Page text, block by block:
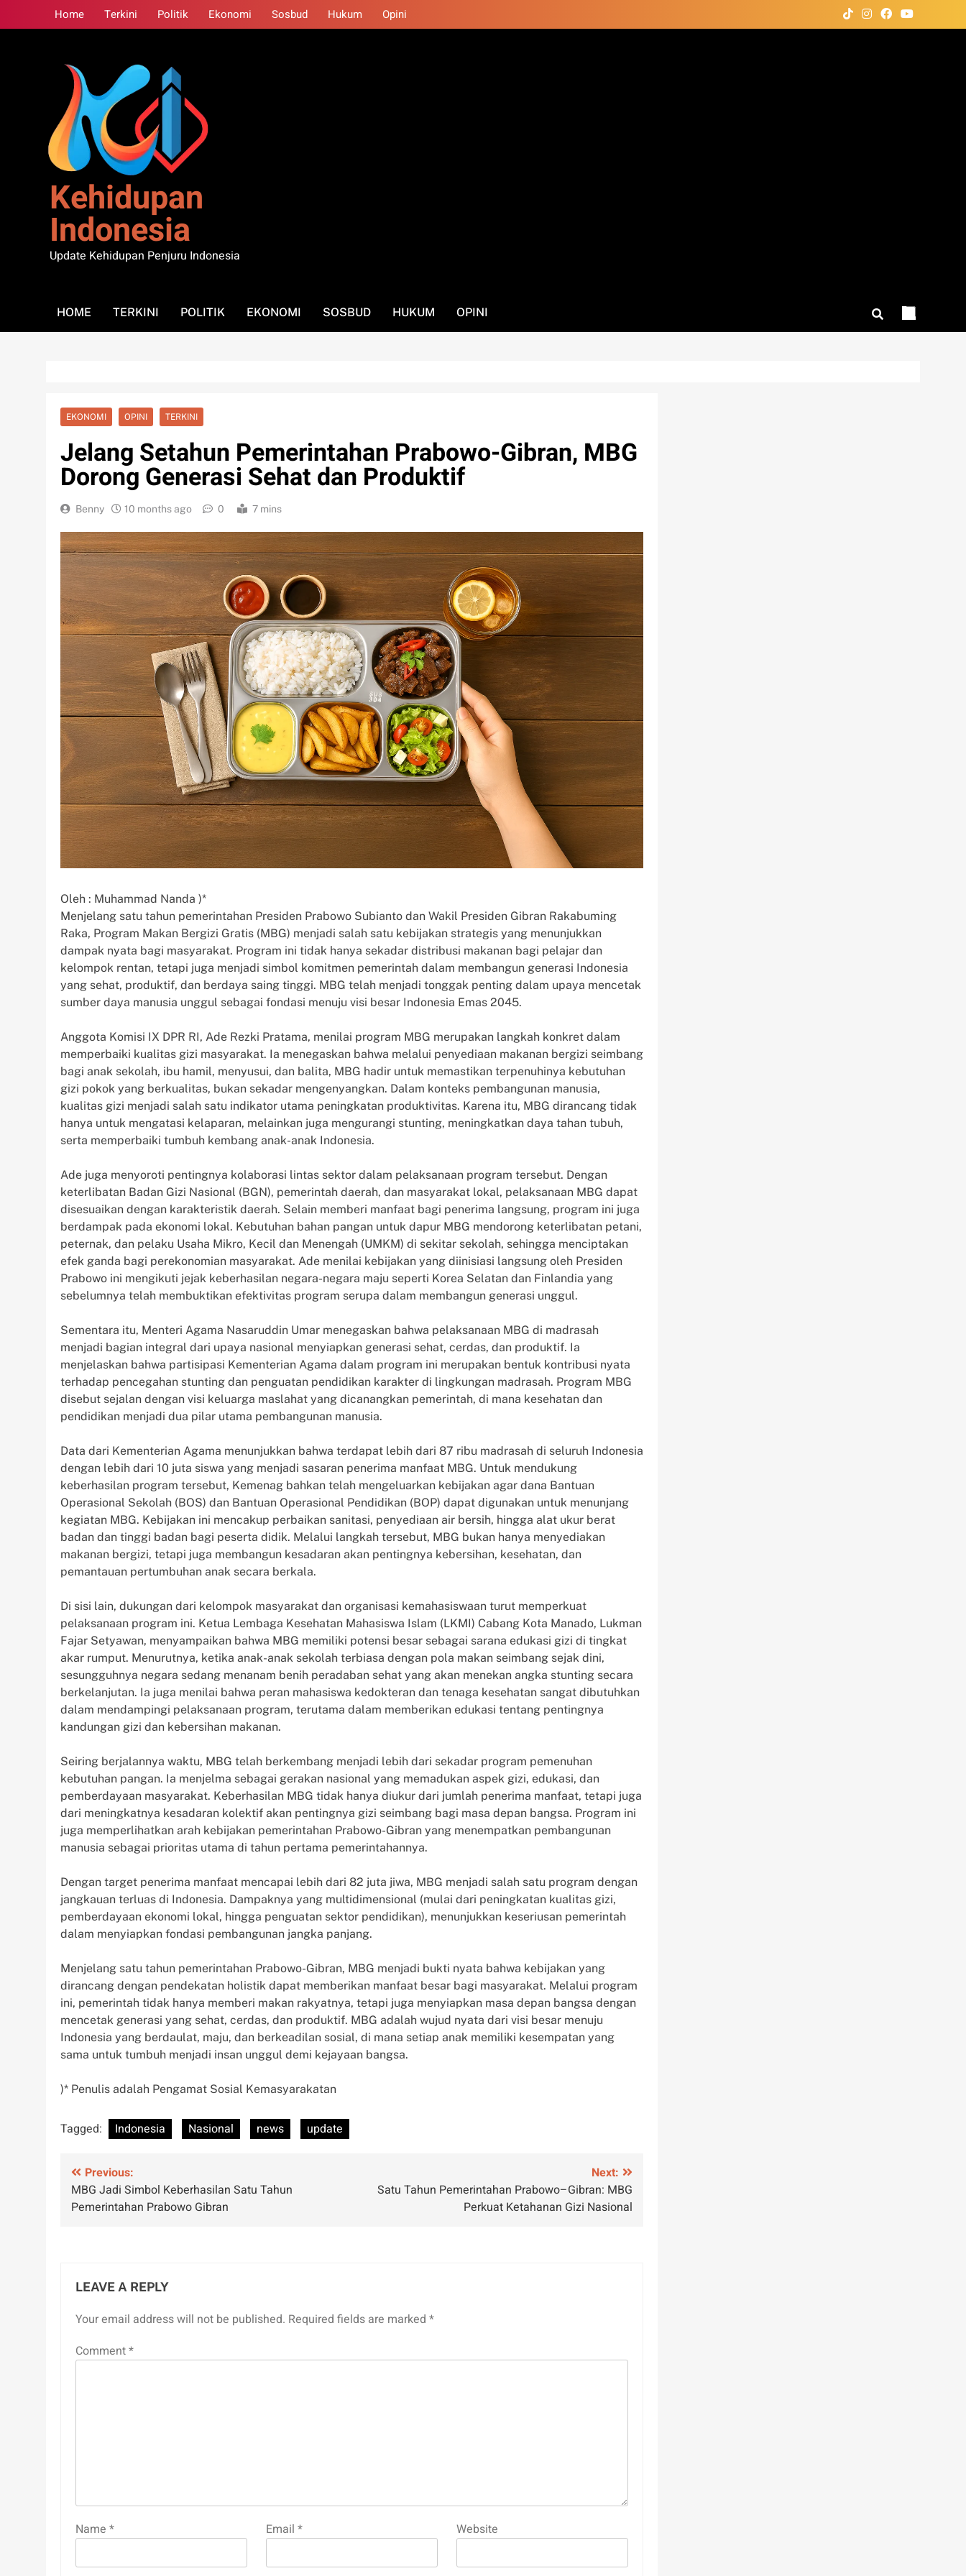
to
Home Terkini Politik Ekonomi Sosbud Hukum Opini
Kehidupan
Indonesia
Update Kehidupan Penjuru Indonesia
HOME TERKINI POLITIK EKONOMI SOSBUD HUKUM OPINI
EKONOMI OPINI TERKINI
Jelang Setahun Pemerintahan Prabowo-Gibran, MBG
Dorong Generasi Sehat dan Produktif
Benny 10 months ago 0 7 mins
Oleh : Muhammad Nanda )*
Menjelang satu tahun pemerintahan Presiden Prabowo Subianto dan Wakil Presiden Gibran Rakabuming
Raka, Program Makan Bergizi Gratis (MBG) menjadi salah satu kebijakan strategis yang menunjukkan
dampak nyata bagi masyarakat. Program ini tidak hanya sekadar distribusi makanan bagi pelajar dan
kelompok rentan, tetapi juga menjadi simbol komitmen pemerintah dalam membangun generasi Indonesia
yang sehat, produktif, dan berdaya saing tinggi. MBG telah menjadi tonggak penting dalam upaya mencetak
sumber daya manusia unggul sebagai fondasi menuju visi besar Indonesia Emas 2045.
Anggota Komisi IX DPR RI, Ade Rezki Pratama, menilai program MBG merupakan langkah konkret dalam
memperbaiki kualitas gizi masyarakat. Ia menegaskan bahwa melalui penyediaan makanan bergizi seimbang
bagi anak sekolah, ibu hamil, menyusui, dan balita, MBG hadir untuk memastikan terpenuhinya kebutuhan
gizi pokok yang berkualitas, bukan sekadar mengenyangkan. Dalam konteks pembangunan manusia,
kualitas gizi menjadi salah satu indikator utama peningkatan produktivitas. Karena itu, MBG dirancang tidak
hanya untuk mengatasi kelaparan, melainkan juga mengurangi stunting, meningkatkan daya tahan tubuh,
serta memperbaiki tumbuh kembang anak-anak Indonesia.
Ade juga menyoroti pentingnya kolaborasi lintas sektor dalam pelaksanaan program tersebut. Dengan
keterlibatan Badan Gizi Nasional (BGN), pemerintah daerah, dan masyarakat lokal, pelaksanaan MBG dapat
disesuaikan dengan karakteristik daerah. Selain memberi manfaat bagi penerima langsung, program ini juga
berdampak pada ekonomi lokal. Kebutuhan bahan pangan untuk dapur MBG mendorong keterlibatan petani,
peternak, dan pelaku Usaha Mikro, Kecil dan Menengah (UMKM) di sekitar sekolah, sehingga menciptakan
efek ganda bagi perekonomian masyarakat. Ade menilai kebijakan yang diinisiasi langsung oleh Presiden
Prabowo ini mengikuti jejak keberhasilan negara-negara maju seperti Korea Selatan dan Finlandia yang
sebelumnya telah membuktikan efektivitas program serupa dalam membangun generasi unggul.
Sementara itu, Menteri Agama Nasaruddin Umar menegaskan bahwa pelaksanaan MBG di madrasah
menjadi bagian integral dari upaya nasional menyiapkan generasi sehat, cerdas, dan produktif. Ia
menjelaskan bahwa partisipasi Kementerian Agama dalam program ini merupakan bentuk kontribusi nyata
terhadap pencegahan stunting dan penguatan pendidikan karakter di lingkungan madrasah. Program MBG
disebut sejalan dengan visi keluarga maslahat yang dicanangkan pemerintah, di mana kesehatan dan
pendidikan menjadi dua pilar utama pembangunan manusia.
Data dari Kementerian Agama menunjukkan bahwa terdapat lebih dari 87 ribu madrasah di seluruh Indonesia
dengan lebih dari 10 juta siswa yang menjadi sasaran penerima manfaat MBG. Untuk mendukung
keberhasilan program tersebut, Kemenag bahkan telah mengeluarkan kebijakan agar dana Bantuan
Operasional Sekolah (BOS) dan Bantuan Operasional Pendidikan (BOP) dapat digunakan untuk menunjang
kegiatan MBG. Kebijakan ini mencakup perbaikan sanitasi, penyediaan air bersih, hingga alat ukur berat
badan dan tinggi badan bagi peserta didik. Melalui langkah tersebut, MBG bukan hanya menyediakan
makanan bergizi, tetapi juga membangun kesadaran akan pentingnya kebersihan, kesehatan, dan
pemantauan pertumbuhan anak secara berkala.
Di sisi lain, dukungan dari kelompok masyarakat dan organisasi kemahasiswaan turut memperkuat
pelaksanaan program ini. Ketua Lembaga Kesehatan Mahasiswa Islam (LKMI) Cabang Kota Manado, Lukman
Fajar Setyawan, menyampaikan bahwa MBG memiliki potensi besar sebagai sarana edukasi gizi di tingkat
akar rumput. Menurutnya, ketika anak-anak sekolah terbiasa dengan pola makan seimbang sejak dini,
sesungguhnya negara sedang menanam benih peradaban sehat yang akan menekan angka stunting secara
berkelanjutan. Ia juga menilai bahwa peran mahasiswa kedokteran dan tenaga kesehatan sangat dibutuhkan
dalam mendampingi pelaksanaan program, terutama dalam memberikan edukasi tentang pentingnya
kandungan gizi dan kebersihan makanan.
Seiring berjalannya waktu, MBG telah berkembang menjadi lebih dari sekadar program pemenuhan
kebutuhan pangan. Ia menjelma sebagai gerakan nasional yang memadukan aspek gizi, edukasi, dan
pemberdayaan masyarakat. Keberhasilan MBG tidak hanya diukur dari jumlah penerima manfaat, tetapi juga
dari meningkatnya kesadaran kolektif akan pentingnya gizi seimbang bagi masa depan bangsa. Program ini
juga memperlihatkan arah kebijakan pemerintahan Prabowo-Gibran yang menempatkan pembangunan
manusia sebagai prioritas utama di tahun pertama pemerintahannya.
Dengan target penerima manfaat mencapai lebih dari 82 juta jiwa, MBG menjadi salah satu program dengan
jangkauan terluas di Indonesia. Dampaknya yang multidimensional (mulai dari peningkatan kualitas gizi,
pemberdayaan ekonomi lokal, hingga penguatan sektor pendidikan), menunjukkan keseriusan pemerintah
dalam menyiapkan fondasi pembangunan jangka panjang.
Menjelang satu tahun pemerintahan Prabowo-Gibran, MBG menjadi bukti nyata bahwa kebijakan yang
dirancang dengan pendekatan holistik dapat memberikan manfaat besar bagi masyarakat. Melalui program
ini, pemerintah tidak hanya memberi makan rakyatnya, tetapi juga menyiapkan masa depan bangsa dengan
mencetak generasi yang sehat, cerdas, dan produktif. MBG adalah wujud nyata dari visi besar menuju
Indonesia yang berdaulat, maju, dan berkeadilan sosial, di mana setiap anak memiliki kesempatan yang
sama untuk tumbuh menjadi insan unggul demi kejayaan bangsa.
)* Penulis adalah Pengamat Sosial Kemasyarakatan
Tagged: Indonesia Nasional news update
Post
navigation
Previous:
MBG Jadi Simbol Keberhasilan Satu Tahun
Pemerintahan Prabowo Gibran
Next:
Satu Tahun Pemerintahan Prabowo–Gibran: MBG
Perkuat Ketahanan Gizi Nasional
LEAVE A REPLY
Your email address will not be published. Required fields are marked *
Comment*
Name * Email* Website